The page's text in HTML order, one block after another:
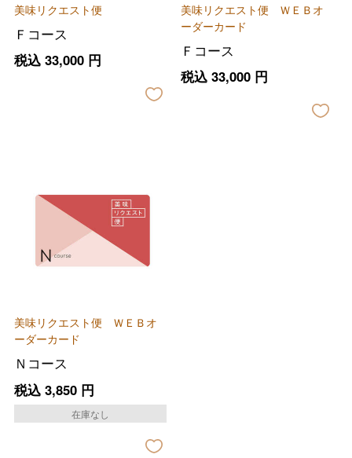
美味リクエスト便
Ｆコース
税込 33,000円
美味リクエスト便 ＷＥＢオ
ーダーカード
Ｆコース
税込 33,000円
美味リクエスト便 ＷＥＢオ
ーダーカード
Ｎコース
税込 3,850円
在庫なし